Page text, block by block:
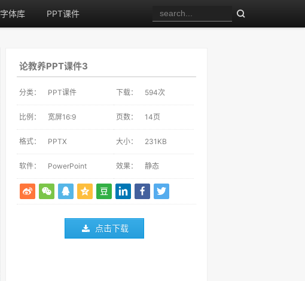
字体库 PPT课件
论教养PPT课件3
分类： PPT课件 下载： 594次
比例： 宽屏16:9 页数： 14页
格式： PPTX 大小： 231KB
软件： PowerPoint 效果： 静态
点击下载